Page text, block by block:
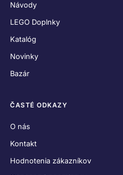
Návody
LEGO Doplnky
Katalóg
Novinky
Bazár
ČASTÉ ODKAZY
O nás
Kontakt
Hodnotenia zákazníkov